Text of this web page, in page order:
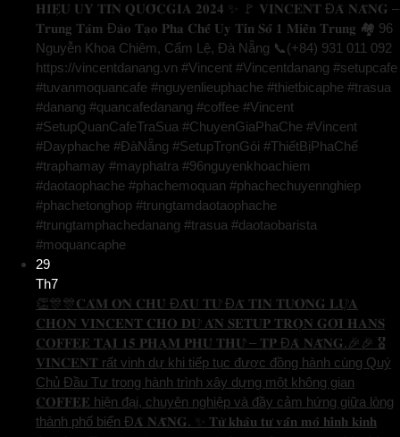
𝐇𝐈𝐄̣̂𝐔 𝐔𝐘 𝐓𝐈́𝐍 𝐐𝐔𝐎̂́𝐂𝐆𝐈𝐀 𝟐𝟎𝟐𝟒 ✨ 🚩 𝐕𝐈𝐍𝐂𝐄𝐍𝐓 Đ𝐀̀ 𝐍𝐀̆̃𝐍𝐆 –
𝐓𝐫𝐮𝐧𝐠 𝐓𝐚̂𝐦 Đ𝐚̀𝐨 𝐓𝐚̣𝐨 𝐏𝐡𝐚 𝐂𝐡𝐞̂́ 𝐔𝐲 𝐓𝐢́𝐧 𝐒𝐨̂́ 𝟏 𝐌𝐢𝐞̂̀𝐧 𝐓𝐫𝐮𝐧𝐠 🏘️ 96
Nguyễn Khoa Chiêm, Cẩm Lệ, Đà Nẵng 📞(+84) 931 011 092
https://vincentdanang.vn #Vincent #Vincentdanang #setupcafe
#tuvanmoquancafe #nguyenlieuphache #thietbicaphe #trasua
#danang #quancafedanang #coffee #Vincent
#SetupQuanCafeTraSua #ChuyenGiaPhaChe #Vincent
#Dayphache #ĐàNẵng #SetupTrọnGói #ThiếtBịPhaChế
#traphamay #mayphatra #96nguyenkhoachiem
#daotaophache #phachemoquan #phachechuyennghiep
#phachetonghop #trungtamdaotaophache
#trungtamphachedanang #trasua #daotaobarista
#moquancaphe
29
Th7
👏🎊🎊𝐂𝐀̉𝐌 𝐎̛𝐍 𝐂𝐇𝐔̉ Đ𝐀̂̀𝐔 𝐓𝐔̛ Đ𝐀̃ 𝐓𝐈𝐍 𝐓𝐔̛𝐎̛̉𝐍𝐆 𝐋𝐔̛̣𝐀
𝐂𝐇𝐎̣𝐍 𝐕𝐈𝐍𝐂𝐄𝐍𝐓 𝐂𝐇𝐎 𝐃𝐔̛̣ 𝐀́𝐍 𝐒𝐄𝐓𝐔𝐏 𝐓𝐑𝐎̣𝐍 𝐆𝐎́𝐈 𝐇𝐀𝐍𝐒
𝐂𝐎𝐅𝐅𝐄𝐄 𝐓𝐀̣𝐈 𝟏𝟓 𝐏𝐇𝐀̣𝐌 𝐏𝐇𝐔́ 𝐓𝐇𝐔̛́ – 𝐓𝐏 Đ𝐀̀ 𝐍𝐀̆̃𝐍𝐆.🎉🎉 🎖️
𝐕𝐈𝐍𝐂𝐄𝐍𝐓 rất vinh dự khi tiếp tục được đồng hành cùng Quý
Chủ Đầu Tư trong hành trình xây dựng một không gian
𝐂𝐎𝐅𝐅𝐄𝐄 hiện đại, chuyên nghiệp và đầy cảm hứng giữa lòng
thành phố biển Đ𝐀̀ 𝐍𝐀̆̃𝐍𝐆. ✨ 𝐓𝐮̛̀ 𝐤𝐡𝐚̂𝐮 𝐭𝐮̛ 𝐯𝐚̂́𝐧 𝐦𝐨̂ 𝐡𝐢̀𝐧𝐡 𝐤𝐢𝐧𝐡